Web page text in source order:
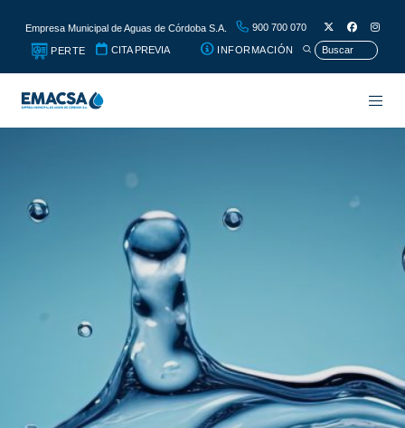
Empresa Municipal de Aguas de Córdoba S.A. 900 700 070
PERTE CITA PREVIA INFORMACIÓN